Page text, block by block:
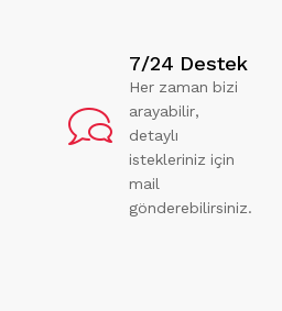
7/24 Destek
Her zaman bizi
arayabilir,
detaylı
istekleriniz için
mail
gönderebilirsiniz.